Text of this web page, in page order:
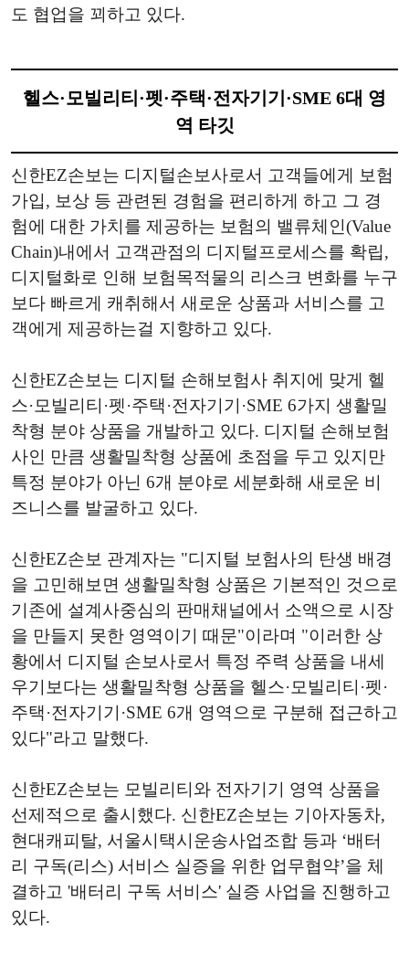
도 협업을 꾀하고 있다.
헬스·모빌리티·펫·주택·전자기기·SME 6대 영
역 타깃
신한EZ손보는 디지털손보사로서 고객들에게 보험
가입, 보상 등 관련된 경험을 편리하게 하고 그 경
험에 대한 가치를 제공하는 보험의 밸류체인(Value
Chain)내에서 고객관점의 디지털프로세스를 확립,
디지털화로 인해 보험목적물의 리스크 변화를 누구
보다 빠르게 캐취해서 새로운 상품과 서비스를 고
객에게 제공하는걸 지향하고 있다.
신한EZ손보는 디지털 손해보험사 취지에 맞게 헬
스·모빌리티·펫·주택·전자기기·SME 6가지 생활밀
착형 분야 상품을 개발하고 있다. 디지털 손해보험
사인 만큼 생활밀착형 상품에 초점을 두고 있지만
특정 분야가 아닌 6개 분야로 세분화해 새로운 비
즈니스를 발굴하고 있다.
신한EZ손보 관계자는 "디지털 보험사의 탄생 배경
을 고민해보면 생활밀착형 상품은 기본적인 것으로
기존에 설계사중심의 판매채널에서 소액으로 시장
을 만들지 못한 영역이기 때문"이라며 "이러한 상
황에서 디지털 손보사로서 특정 주력 상품을 내세
우기보다는 생활밀착형 상품을 헬스·모빌리티·펫·
주택·전자기기·SME 6개 영역으로 구분해 접근하고
있다"라고 말했다.
신한EZ손보는 모빌리티와 전자기기 영역 상품을
선제적으로 출시했다. 신한EZ손보는 기아자동차,
현대캐피탈, 서울시택시운송사업조합 등과 ‘배터
리 구독(리스) 서비스 실증을 위한 업무협약’을 체
결하고 '배터리 구독 서비스' 실증 사업을 진행하고
있다.